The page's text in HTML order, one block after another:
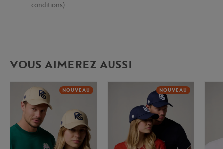
conditions)
VOUS AIMEREZ AUSSI
NOUVEAU NOUVEAU